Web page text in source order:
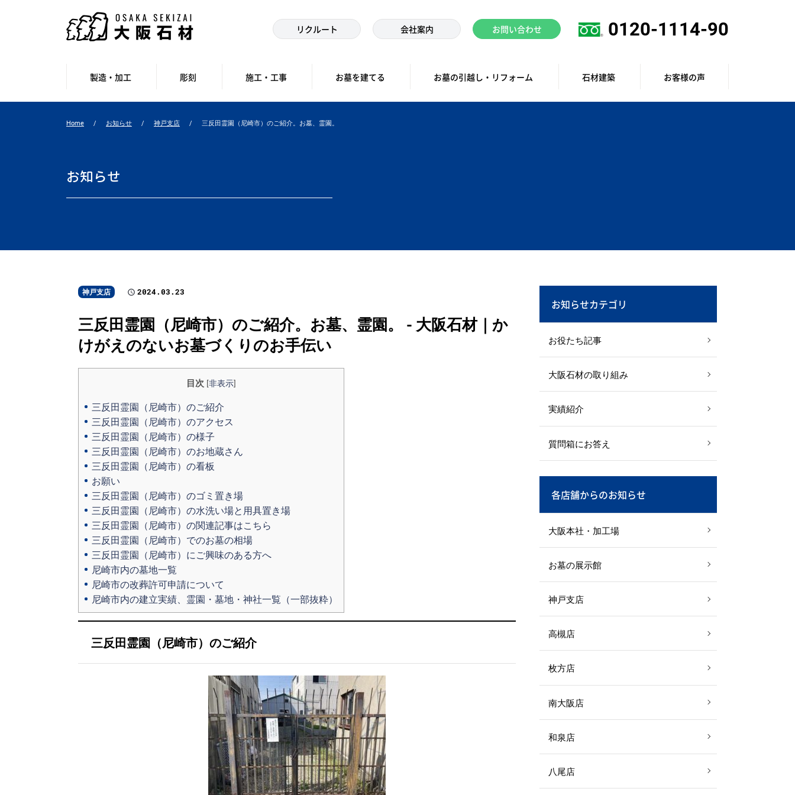
リクルート 会社案内 お問い合わせ 0120-1114-90
製造・加工 彫刻 施工・工事 お墓を建てる お墓の引越し・リフォーム 石材建築 お客様の声
Home お知らせ 神戸支店 三反田霊園（尼崎市）のご紹介。お墓、霊園。
お知らせ
神戸支店 2024.03.23
三反田霊園（尼崎市）のご紹介。お墓、霊園。 - 大阪石材｜か
けがえのないお墓づくりのお手伝い
目次 [非表示]
三反田霊園（尼崎市）のご紹介
三反田霊園（尼崎市）のアクセス
三反田霊園（尼崎市）の様子
三反田霊園（尼崎市）のお地蔵さん
三反田霊園（尼崎市）の看板
お願い
三反田霊園（尼崎市）のゴミ置き場
三反田霊園（尼崎市）の水洗い場と用具置き場
三反田霊園（尼崎市）の関連記事はこちら
三反田霊園（尼崎市）でのお墓の相場
三反田霊園（尼崎市）にご興味のある方へ
尼崎市内の墓地一覧
尼崎市の改葬許可申請について
尼崎市内の建立実績、霊園・墓地・神社一覧（一部抜粋）
三反田霊園（尼崎市）のご紹介
お知らせカテゴリ
お役たち記事
大阪石材の取り組み
実績紹介
質問箱にお答え
各店舗からのお知らせ
大阪本社・加工場
お墓の展示館
神戸支店
高槻店
枚方店
南大阪店
和泉店
八尾店